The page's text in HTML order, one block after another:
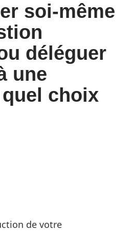
soi-même
déléguer
une
choix
de votre